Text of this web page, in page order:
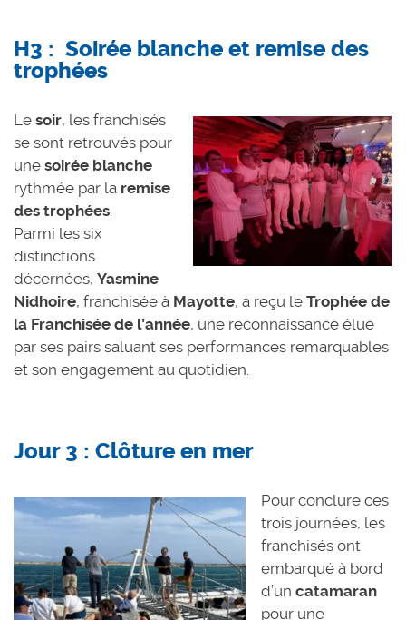
H3 : Soirée blanche et remise des
trophées
Le soir, les franchisés
se sont retrouvés pour
une soirée blanche
rythmée par la remise
des trophées
Parmi les six
distinctions
décernées, Yasmine
Nidhoire, franchisée à Mayotte, a reçu le Trophée de
la Franchisée de l’année, une reconnaissance élue
par ses pairs saluant ses performances remarquables
et son engagement au quotidien.
Jour 3 : Clôture en mer
Pour conclure ces
trois journées, les
franchisés ont
embarqué à bord
d’uncatamaran
pour une